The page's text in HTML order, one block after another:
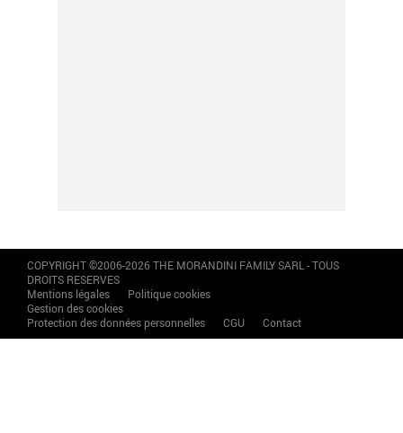
COPYRIGHT ©2006-2026 THE MORANDINI FAMILY SARL - TOUS
DROITS RESERVES
Mentions légales
Politique cookies
Gestion des cookies
Protection des données personnelles
CGU Contact